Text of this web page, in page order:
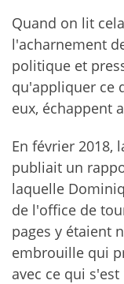
Quand on lit
l'acharnement
politique et
qu'appliquer ce
eux, échappent
En février 2018,
publiait un
laquelle
de l'office de
pages y étaient
embrouille qui
avec ce qui s'est